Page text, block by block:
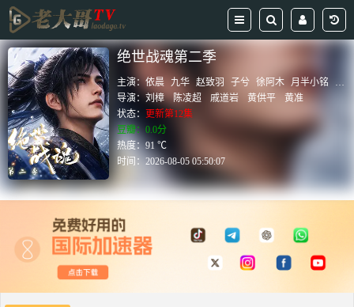
绝世战魂第二季
主演：依晨 九华 赵致羽 子兮 徐阿木 月半小铭
啸月
导演：刘樟 陈凌超 戚道岩 黄供平
黄准
状态： 更新第12集
豆瓣：0.0分
热度：91 ℃
时间：2026-08-05 05:50:07